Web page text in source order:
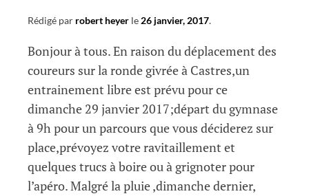
Rédigé par robert heyer le 26 janvier, 2017.
Bonjour à tous. En raison du déplacement des
coureurs sur la ronde givrée à Castres,un
entrainement libre est prévu pour ce
dimanche 29 janvier 2017;départ du gymnase
à 9h pour un parcours que vous déciderez sur
place,prévoyez votre ravitaillement et
quelques trucs à boire ou à grignoter pour
l’apéro. Malgré la pluie ,dimanche dernier,